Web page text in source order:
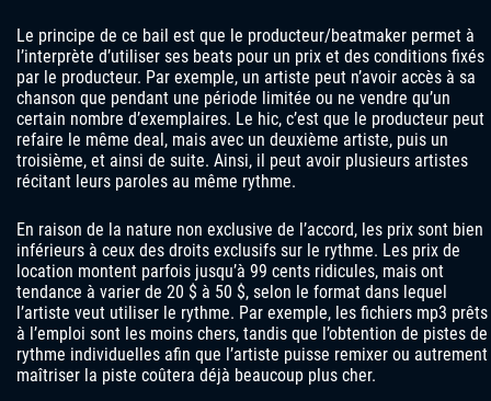
Le principe de ce bail est que le producteur/beatmaker permet à
l’interprète d’utiliser ses beats pour un prix et des conditions fixés
par le producteur. Par exemple, un artiste peut n’avoir accès à sa
chanson que pendant une période limitée ou ne vendre qu’un
certain nombre d’exemplaires. Le hic, c’est que le producteur peut
refaire le même deal, mais avec un deuxième artiste, puis un
troisième, et ainsi de suite. Ainsi, il peut avoir plusieurs artistes
récitant leurs paroles au même rythme.
En raison de la nature non exclusive de l’accord, les prix sont bien
inférieurs à ceux des droits exclusifs sur le rythme. Les prix de
location montent parfois jusqu’à 99 cents ridicules, mais ont
tendance à varier de 20 $ à 50 $, selon le format dans lequel
l’artiste veut utiliser le rythme. Par exemple, les fichiers mp3 prêts
à l’emploi sont les moins chers, tandis que l’obtention de pistes de
rythme individuelles afin que l’artiste puisse remixer ou autrement
maîtriser la piste coûtera déjà beaucoup plus cher.